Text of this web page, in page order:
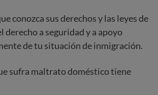
conozca sus derechos y las leyes de
derecho a seguridad y a apoyo
de tu situación de inmigración.
sufra maltrato doméstico tiene